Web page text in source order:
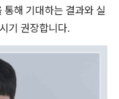
해 기대하는 결과와 실
기 권장합니다.